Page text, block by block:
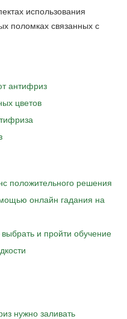
использования
поломках связанных с
антифриз
цветов
положительного решения
онлайн гадания на
и пройти обучение
нужно заливать